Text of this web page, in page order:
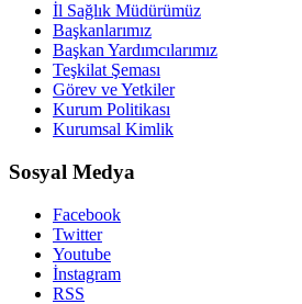
İl Sağlık Müdürümüz
Başkanlarımız
Başkan Yardımcılarımız
Teşkilat Şeması
Görev ve Yetkiler
Kurum Politikası
Kurumsal Kimlik
Sosyal Medya
Facebook
Twitter
Youtube
İnstagram
RSS